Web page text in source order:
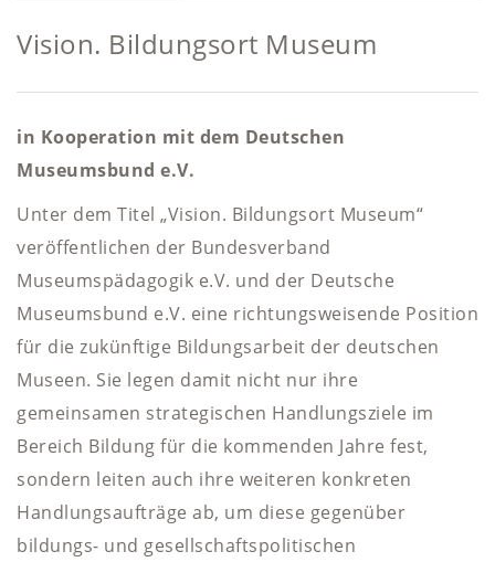
Vision. Bildungsort Museum
in Kooperation mit dem Deutschen
Museumsbund e.V.
Unter dem Titel „Vision. Bildungsort Museum“
veröffentlichen der Bundesverband
Museumspädagogik e.V. und der Deutsche
Museumsbund e.V. eine richtungsweisende Position
für die zukünftige Bildungsarbeit der deutschen
Museen. Sie legen damit nicht nur ihre
gemeinsamen strategischen Handlungsziele im
Bereich Bildung für die kommenden Jahre fest,
sondern leiten auch ihre weiteren konkreten
Handlungsaufträge ab, um diese gegenüber
bildungs- und gesellschaftspolitischen